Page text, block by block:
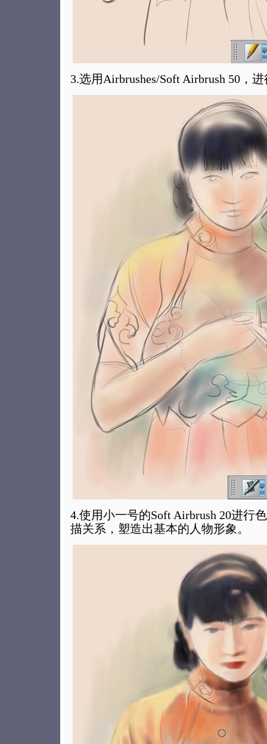
3.选用Airbrushes/Soft Airbrush 50，
4.使用小一号的Soft Airbrush 20进行
描关系，塑造出基本的人物形象。